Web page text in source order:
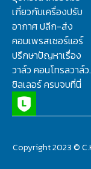
เกี่ยวกับเครื่องปรับ
อากาศ ปลีก-ส่ง
คอมเพรสเซอร์แอร์
ปรึกษาปัญหาเรื่อง
วาล์ว คอนโทรลวาล์ว.
ชิลเลอร์ ครบจบที่นี่
Copyright 2023 ©